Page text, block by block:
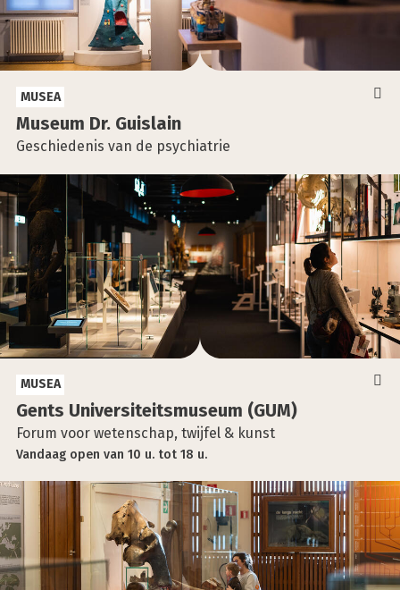
Muse­um Dr. Guis­lain
Geschiedenis van de psychiatrie
MUSEA
Gents Uni­ver­si­teits­mu­se­um (GUM)
Forum voor wetenschap, twijfel & kunst
MUSEA
Vandaag open van 10 u. tot 18 u.